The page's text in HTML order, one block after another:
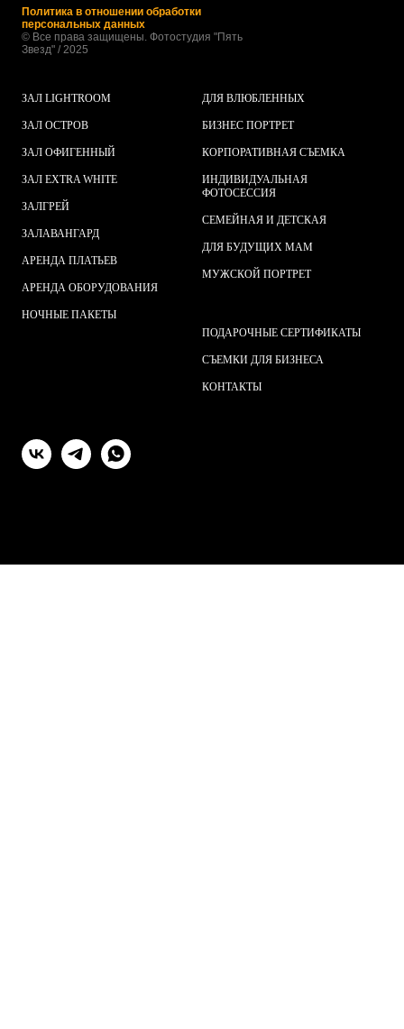
Политика в отношении обработки
персональных данных
© Все права защищены. Фотостудия "Пять
Звезд" / 2025
ЗАЛ LIGHTROOM
ЗАЛ ОСТРОВ
ЗАЛ ОФИГЕННЫЙ
ЗАЛ EXTRA WHITE
ЗАЛГРЕЙ
ЗАЛАВАНГАРД
АРЕНДА ПЛАТЬЕВ
АРЕНДА ОБОРУДОВАНИЯ
НОЧНЫЕ ПАКЕТЫ
ДЛЯ ВЛЮБЛЕННЫХ
БИЗНЕС ПОРТРЕТ
КОРПОРАТИВНАЯ СЪЕМКА
ИНДИВИДУАЛЬНАЯ
ФОТОСЕССИЯ
СЕМЕЙНАЯ И ДЕТСКАЯ
ДЛЯ БУДУЩИХ МАМ
МУЖСКОЙ ПОРТРЕТ
ПОДАРОЧНЫЕ СЕРТИФИКАТЫ
СЪЕМКИ ДЛЯ БИЗНЕСА
КОНТАКТЫ